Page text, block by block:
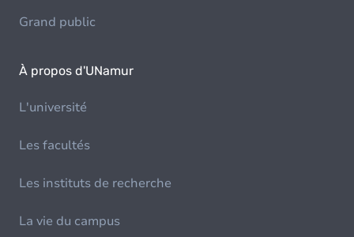
Grand public
À propos d'UNamur
L'université
Les facultés
Les instituts de recherche
La vie du campus